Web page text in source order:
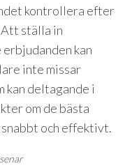
kontrollera efter
Att ställa in
kan
inte missar
kan deltagande i
om de bästa
och effektivt.